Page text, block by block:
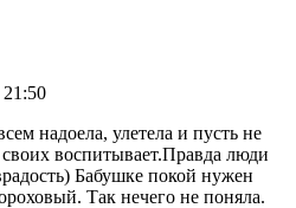
надоела, улетела и пусть не
воспитывает.Правда люди
Бабушке покой нужен
Так нечего не поняла.